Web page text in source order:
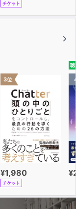
チケット
3位
¥1,980
チケット
聴